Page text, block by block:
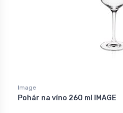
Image
Pohár na víno 260 ml IMAGE